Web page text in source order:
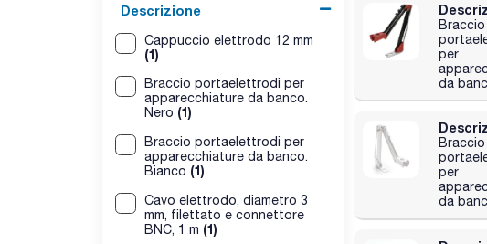
Descrizione
Cappuccio elettrodo 12 mm
(1)
Braccio portaelettrodi per
apparecchiature da banco.
Nero (1)
Braccio portaelettrodi per
apparecchiature da banco.
Bianco (1)
Cavo elettrodo, diametro 3
mm, filettato e connettore
BNC, 1 m (1)
Braccio
per
da
Braccio
per
da